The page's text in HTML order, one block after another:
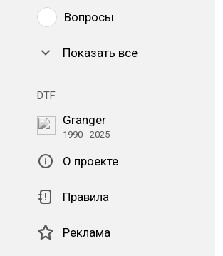
Вопросы
Показать все
DTF
Granger
1990 - 2025
О проекте
Правила
Реклама